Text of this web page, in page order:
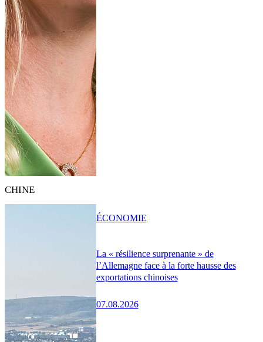
CHINE
La « résilience surprenante » de
l’Allemagne face à la forte hausse des
exportations chinoises
07.08.2026
ÉCONOMIE